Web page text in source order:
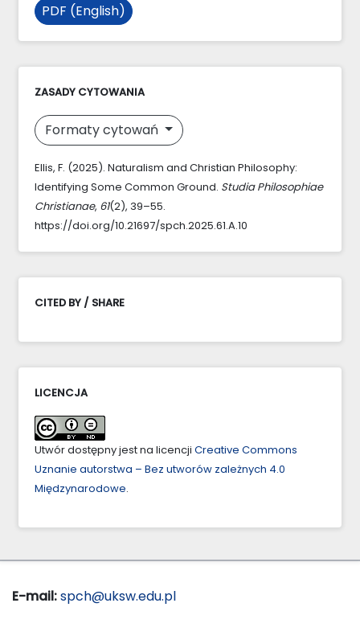
PDF (English)
ZASADY CYTOWANIA
Formaty cytowań
Ellis, F. (2025). Naturalism and Christian Philosophy:
Identifying Some Common Ground. Studia Philosophiae
Christianae, 61(2), 39–55.
https://doi.org/10.21697/spch.2025.61.A.10
CITED BY / SHARE
LICENCJA
Utwór dostępny jest na licencji Creative Commons
Uznanie autorstwa – Bez utworów zależnych 4.0
Międzynarodowe.
E-mail:spch@uksw.edu.pl